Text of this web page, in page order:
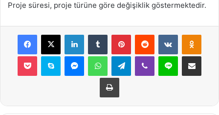
Proje süresi, proje türüne göre değişiklik göstermektedir.
Facebook
X LinkedInTumblr PinterestReddit VKontakte
Pocket Skype MessengerWhatsAppTelegramViber Line E-Posta ile
Yazdır